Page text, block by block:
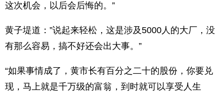
这次机会，以后会后悔的。”
黄子堤道：”说起来轻松，这是涉及5000人的大厂，没
有那么容易，搞不好还会出大事。”
“如果事情成了，黄市长有百分之二十的股份，你要兑
现，马上就是千万级的富翁，到时就可以享受人生